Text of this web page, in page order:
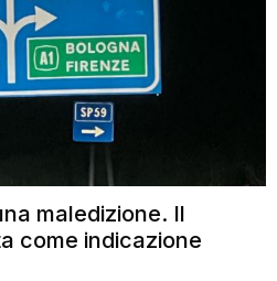
maledizione. Il
come indicazione